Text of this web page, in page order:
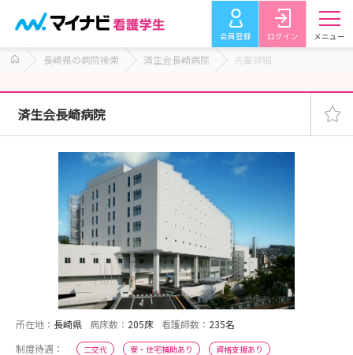
会員登録 ログイン メニュー
長崎県の病院検索 済生会長崎病院 先輩詳細
済生会長崎病院
所在地： 長崎県 病床数： 205床 看護師数： 235名
制度待遇：
二交代 寮・住宅補助あり
資格支援あり